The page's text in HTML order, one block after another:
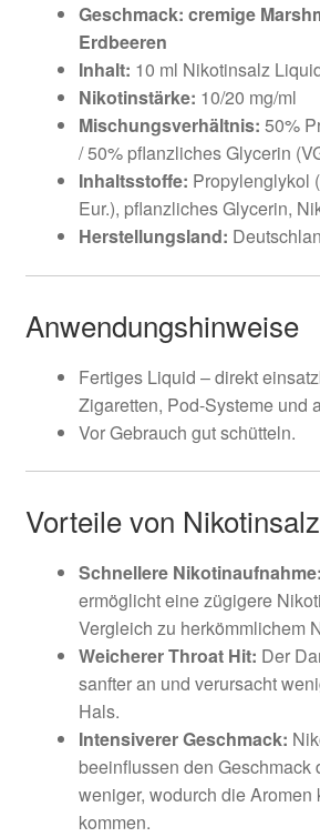
Geschmack: cremige
Erdbeeren
Inhalt: 10 ml Nikotinsalz
Nikotinstärke: 10/20 mg/ml
Mischungsverhältnis: 50%
/ 50% pflanzliches Glycerin
Inhaltsstoffe: Propylenglykol
Eur.), pflanzliches Glycerin,
Herstellungsland:
Anwendungshinweise
Fertiges Liquid – direkt
Zigaretten, Pod-Systeme und
Vor Gebrauch gut schütteln.
Vorteile von
Schnellere Nikotinaufnahme:
ermöglicht eine zügigere
Vergleich zu herkömmlichem
Weicherer Throat Hit: Der
sanfter an und verursacht
Hals.
Intensiverer Geschmack:
beeinflussen den Geschmack
weniger, wodurch die Aromen
kommen.